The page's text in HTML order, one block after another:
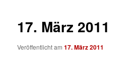
17. März 2011
Veröffentlicht am17. März 2011